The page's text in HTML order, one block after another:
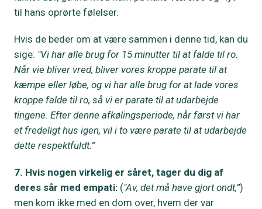
til hans oprørte følelser.
Hvis de beder om at være sammen i denne tid, kan du
sige: "Vi har alle brug for 15 minutter til at falde til ro.
Når vie bliver vred, bliver vores kroppe parate til at
kæmpe eller løbe, og vi har alle brug for at lade vores
kroppe falde til ro, så vi er parate til at udarbejde
tingene. Efter denne afkølingsperiode, når først vi har
et fredeligt hus igen, vil i to være parate til at udarbejde
dette respektfuldt.”
7. Hvis nogen virkelig er såret, tager du dig af
deres sår med empati: ("Av, det må have gjort ondt,”)
men kom ikke med en dom over, hvem der var